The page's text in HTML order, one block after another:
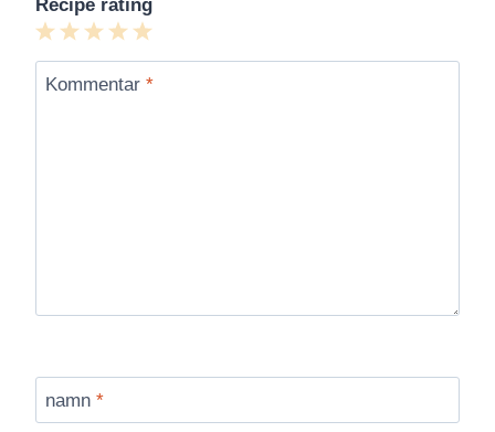
Recipe rating
5
Stars
4
Stars
3
Stars
2
Stars
1
Star
Kommentar *
namn *